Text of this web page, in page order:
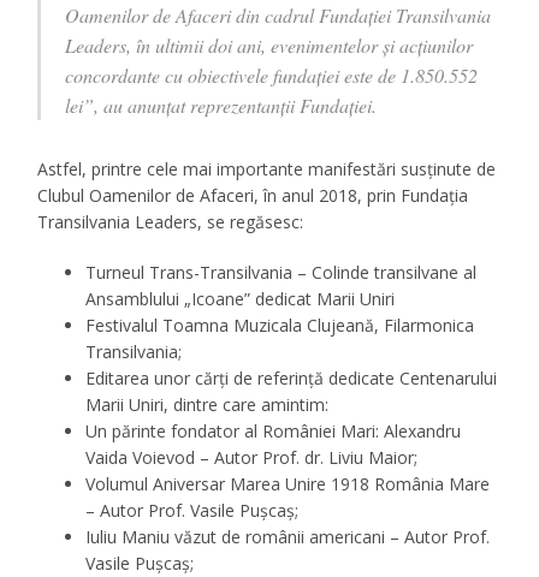
Oamenilor de Afaceri din cadrul Fundației Transilvania
Leaders, în ultimii doi ani, evenimentelor și acțiunilor
concordante cu obiectivele fundației este de 1.850.552
lei”, au anunțat reprezentanții Fundației.
Astfel, printre cele mai importante manifestări susținute de
Clubul Oamenilor de Afaceri, în anul 2018, prin Fundația
Transilvania Leaders, se regăsesc:
Turneul Trans-Transilvania – Colinde transilvane al
Ansamblului „Icoane” dedicat Marii Uniri
Festivalul Toamna Muzicala Clujeană, Filarmonica
Transilvania;
Editarea unor cărți de referință dedicate Centenarului
Marii Uniri, dintre care amintim:
Un părinte fondator al României Mari: Alexandru
Vaida Voievod – Autor Prof. dr. Liviu Maior;
Volumul Aniversar Marea Unire 1918 România Mare
– Autor Prof. Vasile Pușcaș;
Iuliu Maniu văzut de românii americani – Autor Prof.
Vasile Pușcaș;